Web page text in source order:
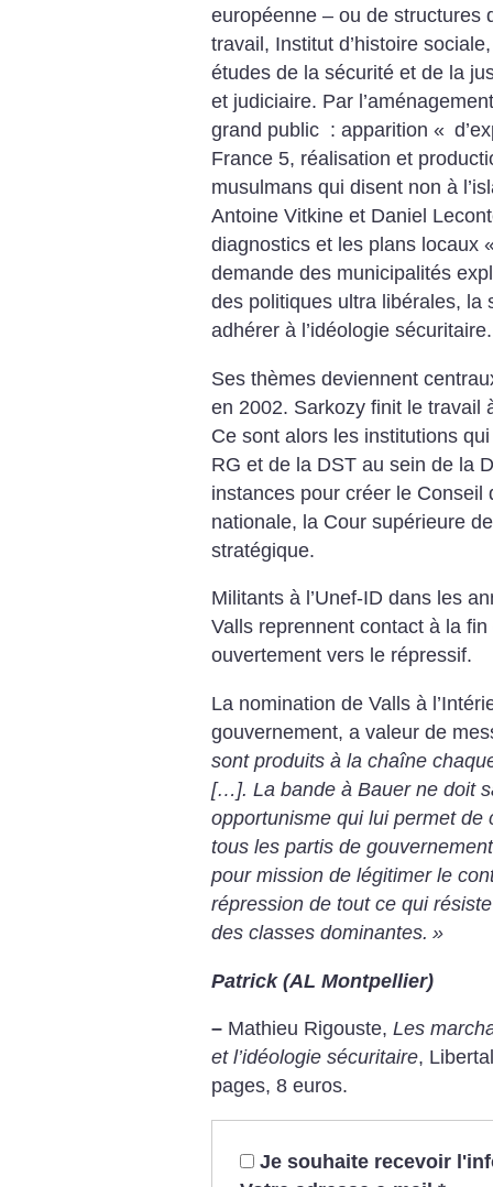
européenne – ou de structures
travail, Institut d’histoire
études de la sécurité et de la
et judiciaire. Par
grand public : apparition «
France 5, réalisation et
musulmans qui disent non à
Antoine Vitkine et Daniel
diagnostics et les plans locaux «
demande des municipalités
des politiques ultra libérales, la
adhérer à l’idéologie sécuritaire.
Ses thèmes deviennent
en 2002. Sarkozy finit le travail
Ce sont alors les institutions
RG et de la DST au sein de la
instances pour créer le Conseil
nationale, la Cour supérieure
stratégique.
Militants à l’Unef-ID dans les
Valls reprennent contact à la
ouvertement vers le répressif.
La nomination de Valls à
gouvernement, a valeur de
sont produits à la chaîne
[…]. La bande à Bauer ne doit
opportunisme qui lui permet
tous les partis de
pour mission de légitimer le
répression de tout ce qui
des classes dominantes. »
Patrick (AL Montpellier)
– Mathieu Rigouste, Les
et l’idéologie sécuritaire,
pages, 8 euros.
Je souhaite recevoir